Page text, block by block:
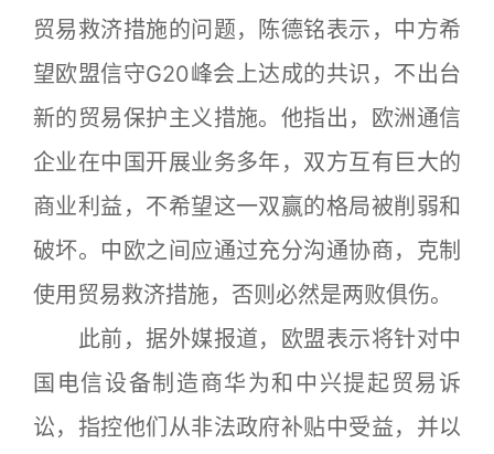
贸易救济措施的问题，陈德铭表示，中方希
望欧盟信守G20峰会上达成的共识，不出台
新的贸易保护主义措施。他指出，欧洲通信
企业在中国开展业务多年，双方互有巨大的
商业利益，不希望这一双赢的格局被削弱和
破坏。中欧之间应通过充分沟通协商，克制
使用贸易救济措施，否则必然是两败俱伤。
此前，据外媒报道，欧盟表示将针对中
国电信设备制造商华为和中兴提起贸易诉
讼，指控他们从非法政府补贴中受益，并以